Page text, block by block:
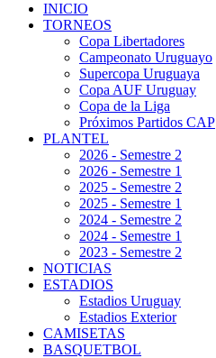
INICIO
TORNEOS
Copa Libertadores
Campeonato Uruguayo
Supercopa Uruguaya
Copa AUF Uruguay
Copa de la Liga
Próximos Partidos CAP
PLANTEL
2026 - Semestre 2
2026 - Semestre 1
2025 - Semestre 2
2025 - Semestre 1
2024 - Semestre 2
2024 - Semestre 1
2023 - Semestre 2
NOTICIAS
ESTADIOS
Estadios Uruguay
Estadios Exterior
CAMISETAS
BASQUETBOL